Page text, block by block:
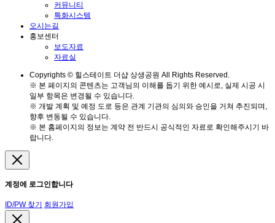
커뮤니티
특화시스템
오시는길
홍보센터
보도자료
자료실
Copyrights © 힐스테이트 더샵 상생공원 All Rights Reserved.
※ 본 페이지의 콘텐츠는 고객님의 이해를 돕기 위한 예시로, 실제 시공 시
일부 항목은 변경될 수 있습니다.
※ 개발 계획 및 예정 도로 등은 관계 기관의 심의와 승인을 거쳐 추진되며,
향후 변동될 수 있습니다.
※ 본 홈페이지의 정보는 계약 전 반드시 공식적인 자료로 확인해주시기 바
랍니다.
계정에 로그인합니다
ID/PW 찾기 회원가입